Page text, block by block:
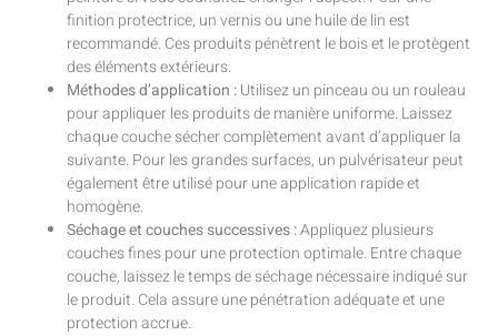
finition protectrice, un vernis ou une huile de lin est
recommandé. Ces produits pénètrent le bois et le protègent
des éléments extérieurs.
Méthodes d’application :Utilisez un pinceau ou un rouleau
pour appliquer les produits de manière uniforme. Laissez
chaque couche sécher complètement avant d’appliquer la
suivante. Pour les grandes surfaces, un pulvérisateur peut
également être utilisé pour une application rapide et
homogène.
Séchage et couches successives :Appliquez plusieurs
couches fines pour une protection optimale. Entre chaque
couche, laissez le temps de séchage nécessaire indiqué sur
le produit. Cela assure une pénétration adéquate et une
protection accrue.